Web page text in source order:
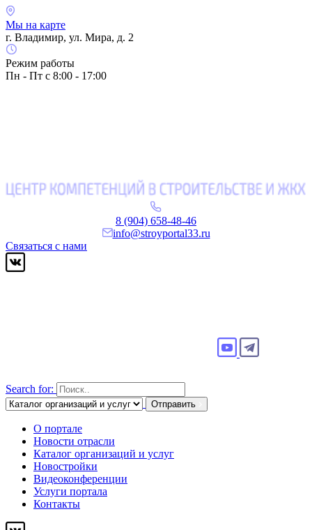
Мы на карте
г. Владимир, ул. Мира, д. 2
Режим работы
Пн - Пт с 8:00 - 17:00
8 (904) 658-48-46
info@stroyportal33.ru
Связаться с нами
Search for:
Отправить
О портале
Новости отрасли
Каталог организаций и услуг
Новостройки
Видеоконференции
Услуги портала
Контакты